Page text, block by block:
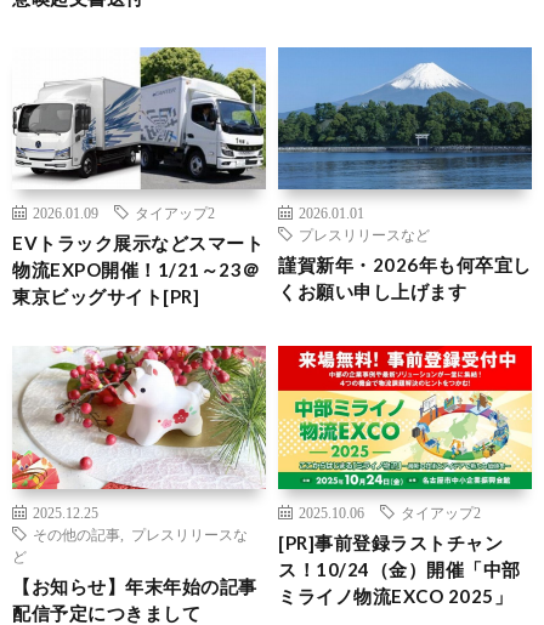
2026.01.09 タイアップ2
EVトラック展示などスマート
物流EXPO開催！1/21～23＠
東京ビッグサイト[PR]
2026.01.01
プレスリリースなど
謹賀新年・2026年も何卒宜し
くお願い申し上げます
2025.12.25
その他の記事
プレスリリースな
ど
【お知らせ】年末年始の記事
配信予定につきまして
2025.10.06 タイアップ2
[PR]事前登録ラストチャン
ス！10/24（金）開催「中部
ミライノ物流EXCO 2025」